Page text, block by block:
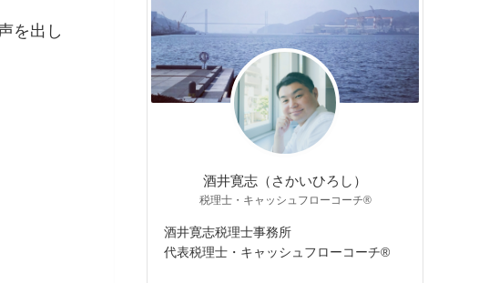
を出し
酒井寛志（さかいひろし）
税理士・キャッシュフローコーチ®
酒井寛志税理士事務所
代表税理士・キャッシュフローコーチ®